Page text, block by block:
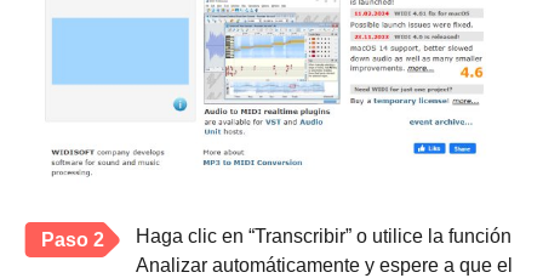
Paso 2
Haga clic en “Transcribir” o utilice la función
Analizar automáticamente y espere a que el